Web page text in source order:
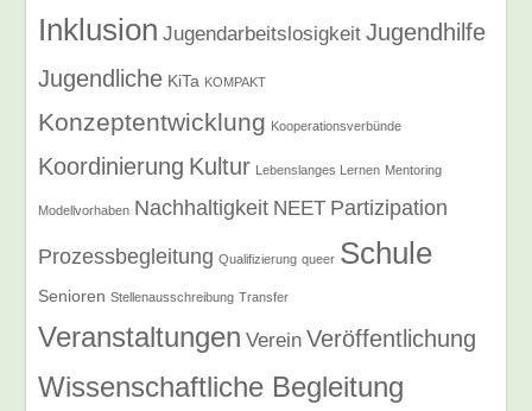
Inklusion Jugendarbeitslosigkeit Jugendhilfe
Jugendliche KiTa KOMPAKT
Konzeptentwicklung Kooperationsverbünde
Koordinierung Kultur Lebenslanges Lernen Mentoring
Modellvorhaben Nachhaltigkeit NEET Partizipation
Prozessbegleitung Qualifizierung queer Schule
Senioren Stellenausschreibung Transfer
Veranstaltungen Verein Veröffentlichung
Wissenschaftliche Begleitung